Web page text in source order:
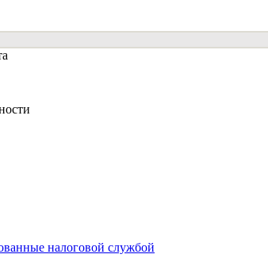
налоговой службой